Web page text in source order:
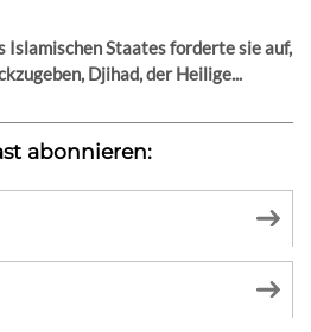
Islamischen Staates forderte sie auf,
Djihad, der Heilige...
abonnieren: